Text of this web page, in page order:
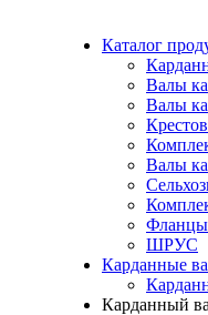
Каталог
Валы
Валы
Валы
Фланцы
ШРУС
Карданные
Карданный